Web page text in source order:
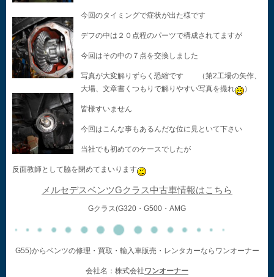
今回のタイミングで症状が出た様です
デフの中は２０点程のパーツで構成されてますが
今回はその中の７点を交換しました
写真が大変解りずらく恐縮です （第2工場の矢作、
大場、文章書くつもりで解りやすい写真を撮れ
）
皆様すいません
今回はこんな事もあるんだな位に見といて下さい
当社でも初めてのケースでしたが
反面教師として脇を閉めてまいります
メルセデスベンツGクラス中古車情報はこちら
Gクラス(G320・G500・AMG
G55)からベンツの修理・買取・輸入車販売・レンタカーならワンオーナー
会社名：株式会社ワンオーナー